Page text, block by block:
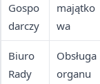
Gospo
darczy
majątko
wa
Biuro
Rady
Obsługa
organu